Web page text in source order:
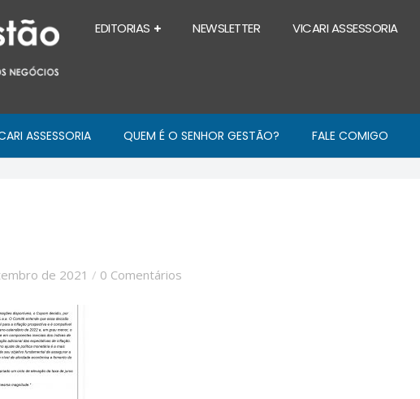
EDITORIAS NEWSLETTER VICARI ASSESSORIA
ASSESSORIA QUEM É O SENHOR GESTÃO? FALE COMIGO
de 2021 / 0 Comentários